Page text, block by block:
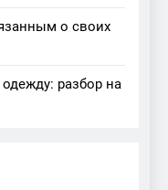
о своих
разбор на